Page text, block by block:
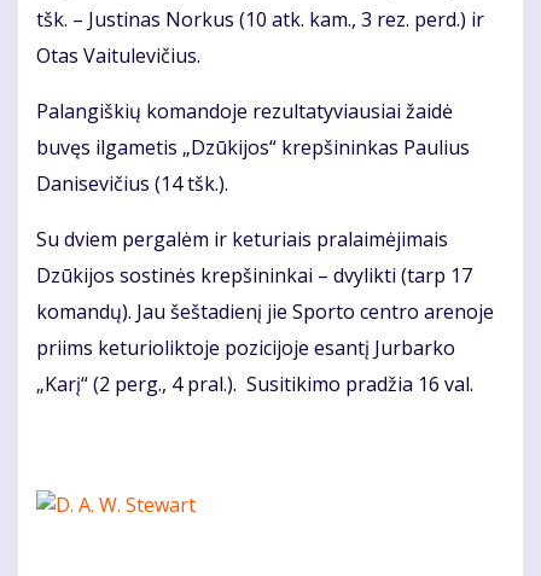
tšk. – Justinas Norkus (10 atk. kam., 3 rez. perd.) ir
Otas Vaitulevičius.
Palangiškių komandoje rezultatyviausiai žaidė
buvęs ilgametis „Dzūkijos“ krepšininkas Paulius
Danisevičius (14 tšk.).
Su dviem pergalėm ir keturiais pralaimėjimais
Dzūkijos sostinės krepšininkai – dvylikti (tarp 17
komandų). Jau šeštadienį jie Sporto centro arenoje
priims keturioliktoje pozicijoje esantį Jurbarko
„Karį“ (2 perg., 4 pral.). Susitikimo pradžia 16 val.